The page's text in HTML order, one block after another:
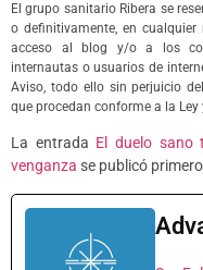
El grupo sanitario Ribera se
o definitivamente, en
acceso al blog y/o a los
internautas o usuarios de
Aviso, todo ello sin perjuicio
que procedan conforme a la Ley
La entrada El duelo sano
venganza se publicó